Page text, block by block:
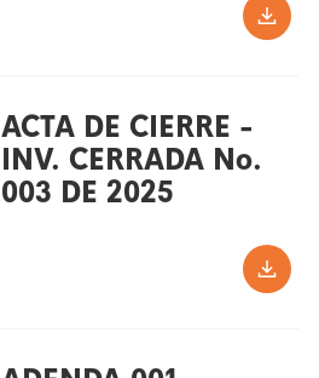
ACTA DE CIERRE -
INV. CERRADA No.
003 DE 2025